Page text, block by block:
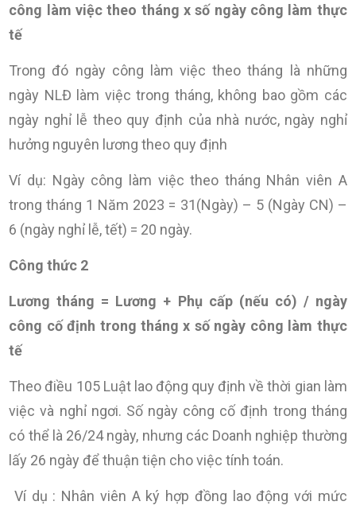
công làm việc theo tháng x số ngày công làm thực
tế
Trong đó ngày công làm việc theo tháng là những
ngày NLĐ làm việc trong tháng, không bao gồm các
ngày nghỉ lễ theo quy định của nhà nước, ngày nghỉ
hưởng nguyên lương theo quy định
Ví dụ: Ngày công làm việc theo tháng Nhân viên A
trong tháng 1 Năm 2023 = 31(Ngày) – 5 (Ngày CN) –
6 (ngày nghỉ lễ, tết) = 20 ngày.
Công thức 2
Lương tháng = Lương + Phụ cấp (nếu có) / ngày
công cố định trong tháng x số ngày công làm thực
tế
Theo điều 105 Luật lao động quy định về thời gian làm
việc và nghỉ ngơi. Số ngày công cố định trong tháng
có thể là 26/24 ngày, nhưng các Doanh nghiệp thường
lấy 26 ngày để thuận tiện cho việc tính toán.
Ví dụ : Nhân viên A ký hợp đồng lao động với mức